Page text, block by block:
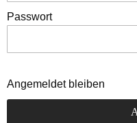
Passwort
Angemeldet bleiben